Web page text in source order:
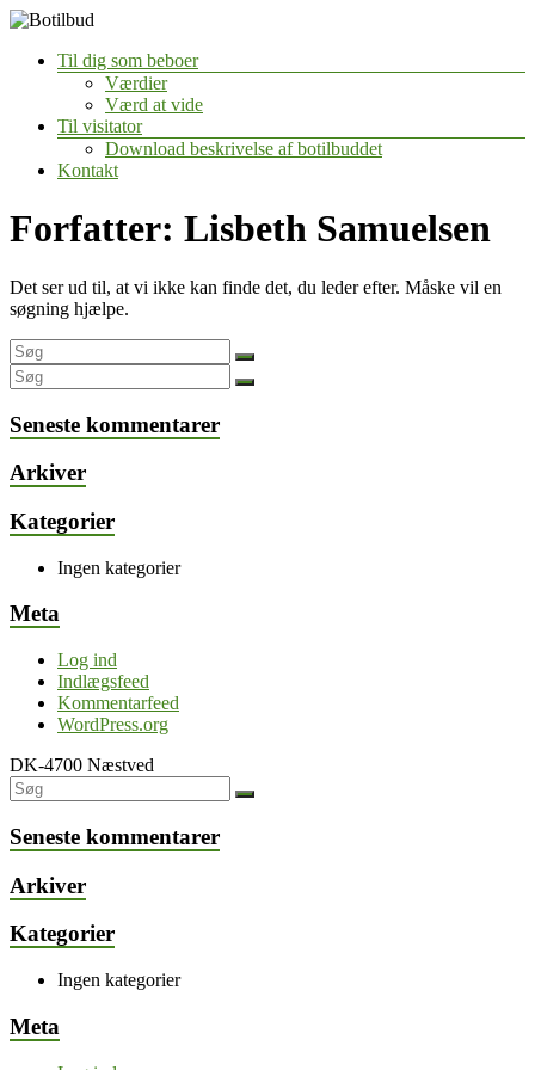
Skip
content
b
u
Menu
Til dig som beboer
Værdier
Værd at vide
Til visitator
Download beskrivelse af botilbuddet
Kontakt
Forfatter: Lisbeth Samuelsen
Det ser ud til, at vi ikke kan finde det, du leder efter. Måske vil en
søgning hjælpe.
Seneste kommentarer
Arkiver
Kategorier
Ingen kategorier
Meta
Log ind
Indlægsfeed
Kommentarfeed
WordPress.org
DK-4700 Næstved
Seneste kommentarer
Arkiver
Kategorier
Ingen kategorier
Meta